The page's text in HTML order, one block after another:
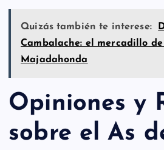
Quizás también te interese:
Cambalache: el mercadillo
Majadahonda
Opiniones y
sobre el As